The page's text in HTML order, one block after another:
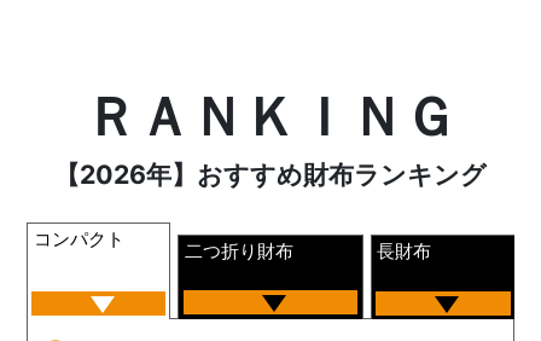
ＲＡＮＫＩＮＧ
【2026年】おすすめ財布ランキング
コンパクト
二つ折り財布 長財布